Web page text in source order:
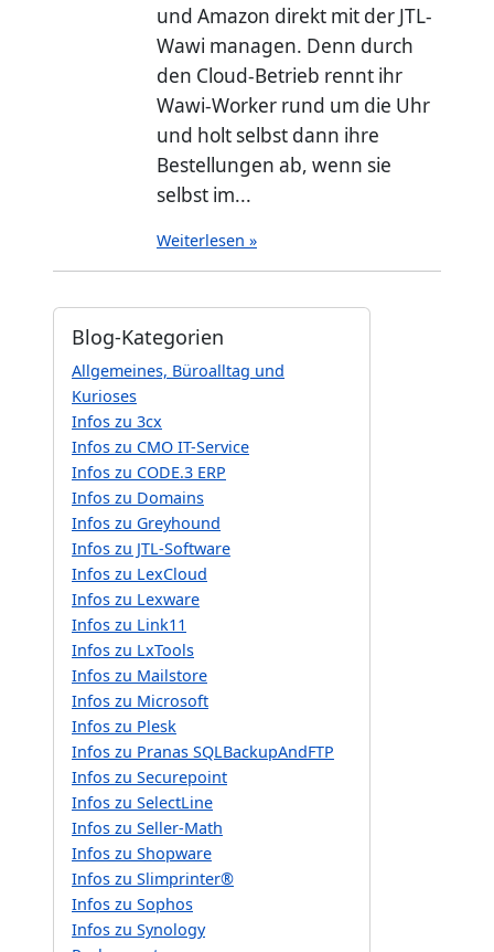
und Amazon direkt mit der JTL-
Wawi managen. Denn durch
den Cloud-Betrieb rennt ihr
Wawi-Worker rund um die Uhr
und holt selbst dann ihre
Bestellungen ab, wenn sie
selbst im...
Weiterlesen »
Blog-Kategorien
Allgemeines, Büroalltag und
Kurioses
Infos zu 3cx
Infos zu CMO IT-Service
Infos zu CODE.3 ERP
Infos zu Domains
Infos zu Greyhound
Infos zu JTL-Software
Infos zu LexCloud
Infos zu Lexware
Infos zu Link11
Infos zu LxTools
Infos zu Mailstore
Infos zu Microsoft
Infos zu Plesk
Infos zu Pranas SQLBackupAndFTP
Infos zu Securepoint
Infos zu SelectLine
Infos zu Seller-Math
Infos zu Shopware
Infos zu Slimprinter®
Infos zu Sophos
Infos zu Synology